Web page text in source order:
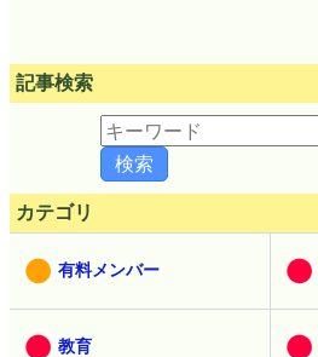
記事検索
カテゴリ
有料メンバー
教育